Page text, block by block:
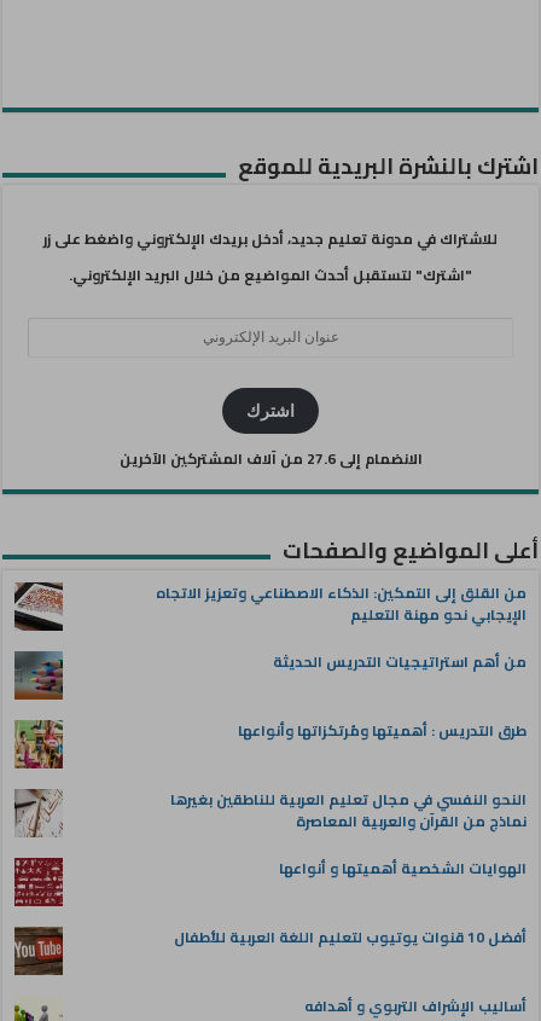
اشترك بالنشرة البريدية للموقع
للاشتراك في مدونة تعليم جديد، أدخل بريدك الإلكتروني واضغط على زر
"اشترك" لتستقبل أحدث المواضيع من خلال البريد الإلكتروني.
اشترك
الانضمام إلى 27.6 من آلاف المشتركين الآخرين
أعلى المواضيع والصفحات
من القلق إلى التمكين: الذكاء الاصطناعي وتعزيز الاتجاه
الإيجابي نحو مهنة التعليم
من أهم استراتيجيات التدريس الحديثة
طرق التدريس : أهميتها ومُرتكزاتها وأنواعها
النحو النفسي في مجال تعليم العربية للناطقين بغيرها
نماذج من القرآن والعربية المعاصرة
الهوايات الشخصية أهميتها و أنواعها
أفضل 10 قنوات يوتيوب لتعليم اللغة العربية للأطفال
أساليب الإشراف التربوي و أهدافه